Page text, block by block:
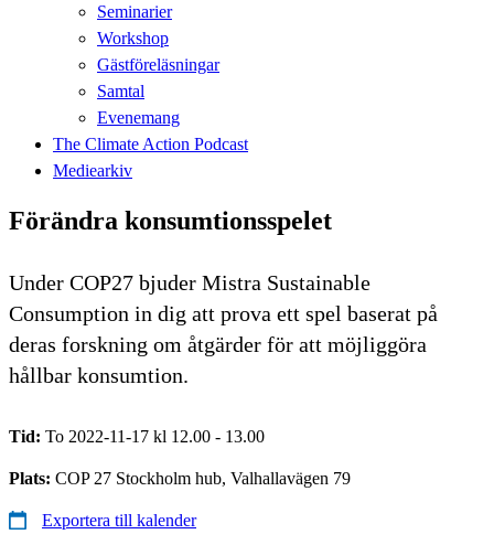
Seminarier
Workshop
Gästföreläsningar
Samtal
Evenemang
The Climate Action Podcast
Mediearkiv
Förändra konsumtionsspelet
Under COP27 bjuder Mistra Sustainable
Consumption in dig att prova ett spel baserat på
deras forskning om åtgärder för att möjliggöra
hållbar konsumtion.
Tid: To 2022-11-17 kl 12.00 - 13.00
Plats: COP 27 Stockholm hub, Valhallavägen 79
Exportera till kalender